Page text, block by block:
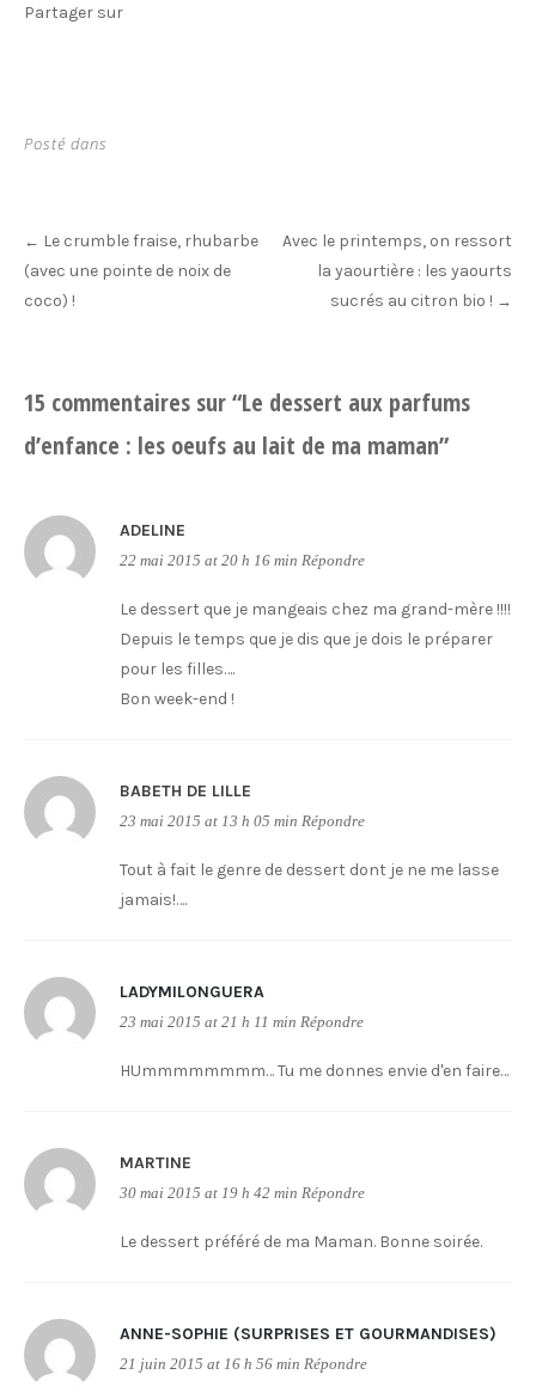
Partager sur
Posté dans
Post
navigation
← Le crumble fraise, rhubarbe
(avec une pointe de noix de
coco) !
Avec le printemps, on ressort
la yaourtière : les yaourts
sucrés au citron bio ! →
15 commentaires sur “Le dessert aux parfums
d’enfance : les oeufs au lait de ma maman”
ADELINE
22 mai 2015 at 20 h 16 min Répondre
Le dessert que je mangeais chez ma grand-mère !!!!
Depuis le temps que je dis que je dois le préparer
pour les filles….
Bon week-end !
BABETH DE LILLE
23 mai 2015 at 13 h 05 min Répondre
Tout à fait le genre de dessert dont je ne me lasse
jamais!….
LADYMILONGUERA
23 mai 2015 at 21 h 11 min Répondre
HUmmmmmmmm… Tu me donnes envie d'en faire…
MARTINE
30 mai 2015 at 19 h 42 min Répondre
Le dessert préféré de ma Maman. Bonne soirée.
ANNE-SOPHIE (SURPRISES ET GOURMANDISES)
21 juin 2015 at 16 h 56 min Répondre